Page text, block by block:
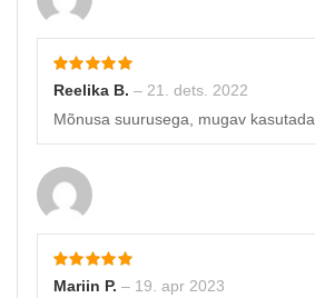
Reelika B. – 21. dets. 2022
Mõnusa suurusega, mugav kasutada.
Mariin P. – 19. apr 2023